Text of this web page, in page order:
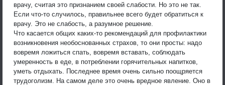
врачу, считая это признанием своей слабости. Но это не так.
Если что-то случилось, правильнее всего будет обратиться к
врачу. Это не слабость, а разумное решение.
Что касается общих каких-то рекомендаций для профилактики
возникновения необоснованных страхов, то они просты: надо
вовремя ложиться спать, вовремя вставать, соблюдать
умеренность в еде, в потреблении горячительных напитков,
уметь отдыхать. Последнее время очень сильно поощряется
трудоголизм. На самом деле это очень вредное явление. Оно в